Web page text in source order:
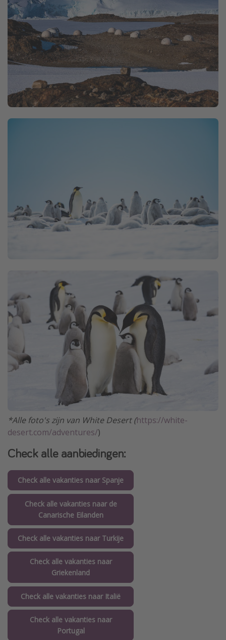
*Alle foto's zijn van White Desert (https://white-
desert.com/adventures/)
Check alle aanbiedingen:
Check alle vakanties naar Spanje
Check alle vakanties naar de
Canarische Eilanden
Check alle vakanties naar Turkije
Check alle vakanties naar
Griekenland
Check alle vakanties naar Italië
Check alle vakanties naar
Portugal